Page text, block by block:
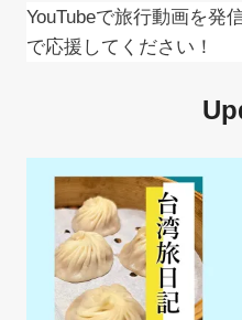
YouTubeで旅行動画を発
で応援してください！